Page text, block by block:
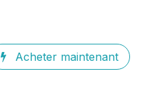
Acheter maintenant